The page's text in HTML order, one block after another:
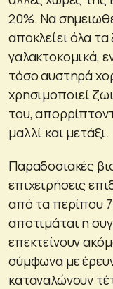
20%. Να
αποκλείει όλα
γαλακτοκομικά,
τόσο αυστηρά
χρησιμοποιεί
του,
μαλλί και μετάξι.
Παραδοσιακές
επιχειρήσεις
από τα περίπου
αποτιμάται η
επεκτείνουν
σύμφωνα με
καταναλώνουν